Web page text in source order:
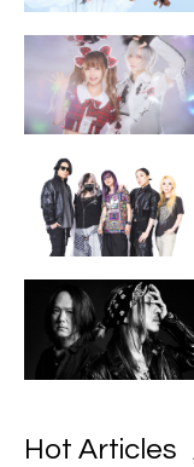
Hot Articles